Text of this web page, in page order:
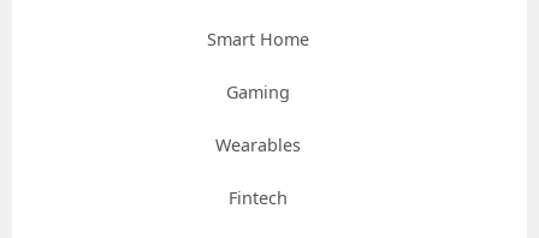
Smart Home
Gaming
Wearables
Fintech